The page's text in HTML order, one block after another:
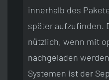
innerhalb des
später aufzufinden.
nützlich, wenn mit
nachgeladen
Systemen ist der